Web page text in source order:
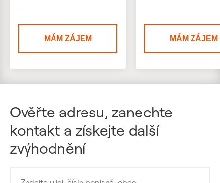
MÁM ZÁJEM MÁM ZÁJEM
Ověřte adresu, zanechte
kontakt a získejte další
zvýhodnění